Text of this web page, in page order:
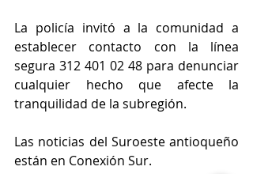
La policía invitó a la comunidad a
establecer contacto con la línea
segura 312 401 02 48 para denunciar
cualquier hecho que afecte la
tranquilidad de la subregión.
Las noticias del Suroeste antioqueño
están en Conexión Sur.